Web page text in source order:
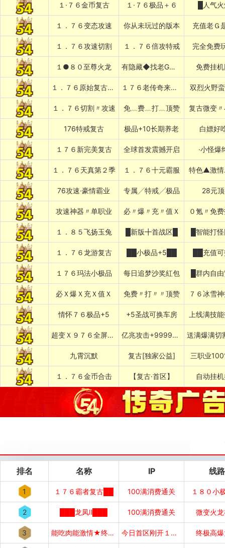
１·７６金币复古 １·７６极品＋６ █人气
１．７６变态攻速 你从未玩过的版本 充值老Ｇ
１．７６攻速切割 １．７６倍攻特戒 完全免费
１●８０至尊火龙 有隐藏◆找老G退款 免费挂
１．７６原始复古███████ １７６老传奇来了████████ 双烈火野
１．７６切割〃攻速 免﹏费﹏打﹏顶赞 复古微变
176特戒复古 极品+10长期养老 白嫖好
１７６新完美复古 全球首发震撼开启 ·小怪爆
１．７６天真第２季 １．７６十元霸服 特色▲激
76攻速·豪情霸业 专属╱特戒╱极品 28元
攻速神器〃单职业 必〃爆〃充〃值Ｘ ０氪〃免
１．８５飞扬玉兔 █新版╋首战区█ █智能打
１．７６龙游复古 ██小极品+5██ ██充值
１７６玛法小极品 每日追梦沙奖紅包 █群内自
必Ｘ爆Ｘ充Ｘ值Ｘ 免费〃打〃〃顶赞 ７６冰雪
情怀７６极品+5 +5圣战可换车房 上线满技
超变Ｘ９７６全屏乱炸神技 亿兆攻击+999999%吸血专属
九霄沉默 复古[独家公益] 三职业
１．７６金币合击 【复古·首区】 自动挂
排名 名称 IP 线路
1 １７６霸者复古██ 100满消费通关 １８０小
2 ███龙凤Ⅱ███ 100满消费通关 微变火
3 能吃肉能激情★终极好打 今日首区刚开１秒１秒███ 终极高